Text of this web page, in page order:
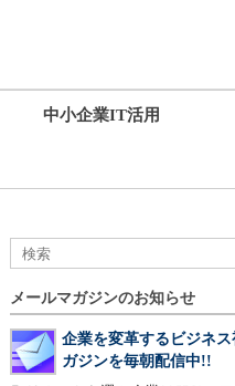
中小企業IT活用
メールマガジンのお知らせ
企業を変革するビジネ
ガジンを毎朝配信中!!